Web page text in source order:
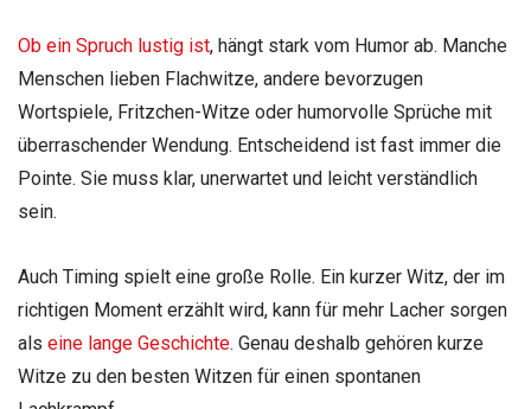
Ob ein Spruch lustig ist, hängt stark vom Humor ab. Manche
Menschen lieben Flachwitze, andere bevorzugen
Wortspiele, Fritzchen-Witze oder humorvolle Sprüche mit
überraschender Wendung. Entscheidend ist fast immer die
Pointe. Sie muss klar, unerwartet und leicht verständlich
sein.
Auch Timing spielt eine große Rolle. Ein kurzer Witz, der im
richtigen Moment erzählt wird, kann für mehr Lacher sorgen
als eine lange Geschichte. Genau deshalb gehören kurze
Witze zu den besten Witzen für einen spontanen